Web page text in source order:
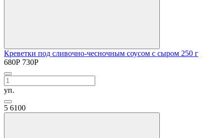
Креветки под сливочно-чесночным соусом с сыром 250 г
680Р 730Р
уп.
5 6100